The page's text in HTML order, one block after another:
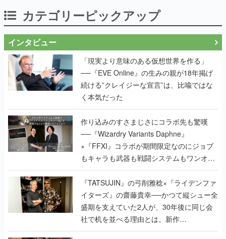
カテゴリーピックアップ
インタビュー
「現実より意味のある仮想世界を作る」
──『EVE Online』の生みの親が18年掲げ
続ける”クレイジーな宣言”は、比喩ではな
く本気だった
作り込みのすさまじさにコラボ先も驚嘆
──『Wizardry Variants Daphne』
×『FFXI』コラボが期間限定なのにジョブ
もキャラも武器も戦闘システムもワンオフ
で作り込まれた理由を両ディレクターに聞
く
『TATSUJIN』の弓削雅稔×『ライデンファ
イターズ』の齋藤貴幸──かつて縦シュー全
盛期を支えていた2人が、30年後に同じ会
社で机を並べる理由とは。新作
『TATSUJIN EXTREME』で初タッグを組